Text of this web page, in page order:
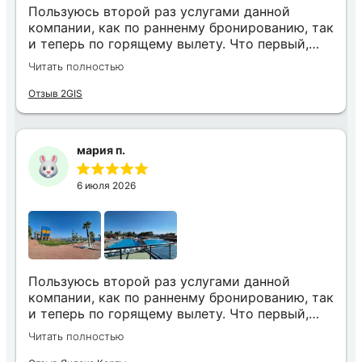
Пользуюсь второй раз услугами данной
компании, как по ранненму бронированию, так
и теперь по горящему вылету. Что первый,
что второй раз путёвки подобраны под наши
индивидуальные запросы идеально. Работаем
с менеджером Анной Макеевой, всегда на
Читать полностью
Отзыв 2GIS
мария п.
6 июля 2026
Пользуюсь второй раз услугами данной
компании, как по ранненму бронированию, так
и теперь по горящему вылету. Что первый,
что второй раз путёвки подобраны под наши
индивидуальные запросы идеально. Работаем
Читать полностью